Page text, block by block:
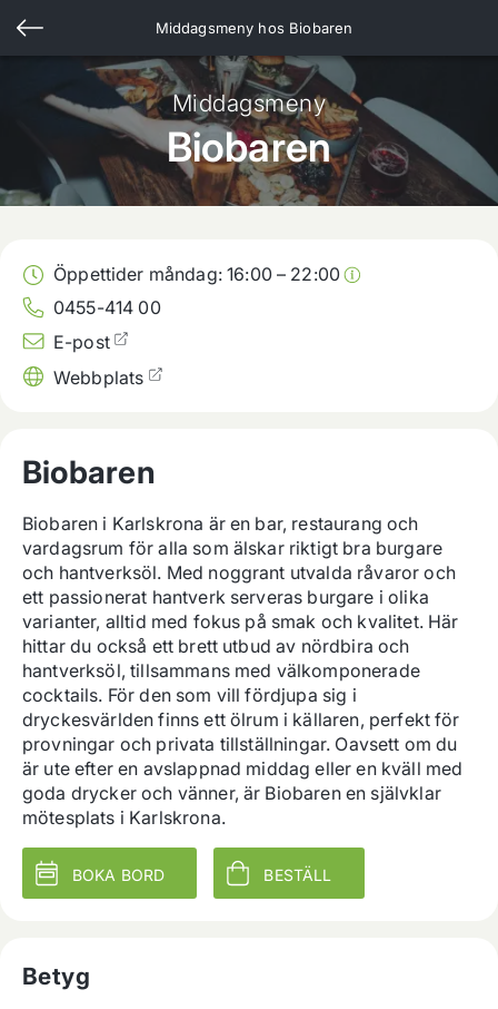
Middagsmeny hos Biobaren
Middagsmeny
Biobaren
Öppettider måndag:16:00– 22:00
0455-414 00
E-post
Webbplats
Biobaren
Biobaren i Karlskrona är en bar, restaurang och
vardagsrum för alla som älskar riktigt bra burgare
och hantverksöl. Med noggrant utvalda råvaror och
ett passionerat hantverk serveras burgare i olika
varianter, alltid med fokus på smak och kvalitet. Här
hittar du också ett brett utbud av nördbira och
hantverksöl, tillsammans med välkomponerade
cocktails. För den som vill fördjupa sig i
dryckesvärlden finns ett ölrum i källaren, perfekt för
provningar och privata tillställningar. Oavsett om du
är ute efter en avslappnad middag eller en kväll med
goda drycker och vänner, är Biobaren en självklar
mötesplats i Karlskrona.
BOKA BORD BESTÄLL
Betyg